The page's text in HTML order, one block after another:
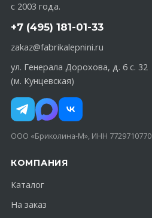
с 2003 года.
+7 (495) 181-01-33
zakaz@fabrikalepnini.ru
ул. Генерала Дорохова, д. 6 с. 32
(м. Кунцевская)
ООО «Бриколина-М», ИНН 7729710770
КОМПАНИЯ
Каталог
На заказ